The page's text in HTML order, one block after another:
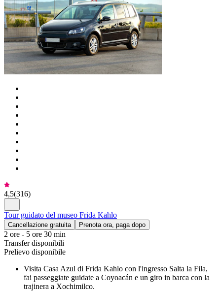
4,5(316)
Tour guidato del museo Frida Kahlo
Cancellazione gratuita Prenota ora, paga dopo
2 ore - 5 ore 30 min
Transfer disponibili
Prelievo disponibile
Visita Casa Azul di Frida Kahlo con l'ingresso Salta la Fila,
fai passeggiate guidate a Coyoacán e un giro in barca con la
trajinera a Xochimilco.